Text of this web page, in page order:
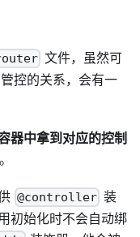
文件，虽然可
控的关系，会有一
器中拿到对应的控制
。
@controller 装
初始化时不会自动绑